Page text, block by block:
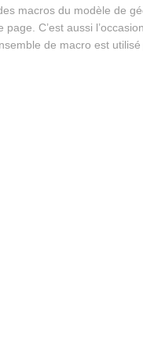
macros du modèle de
C’est aussi
de macro est